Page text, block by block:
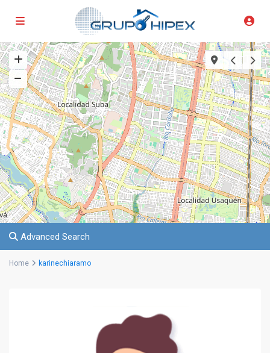
Advanced Search
Home karinechiaramo